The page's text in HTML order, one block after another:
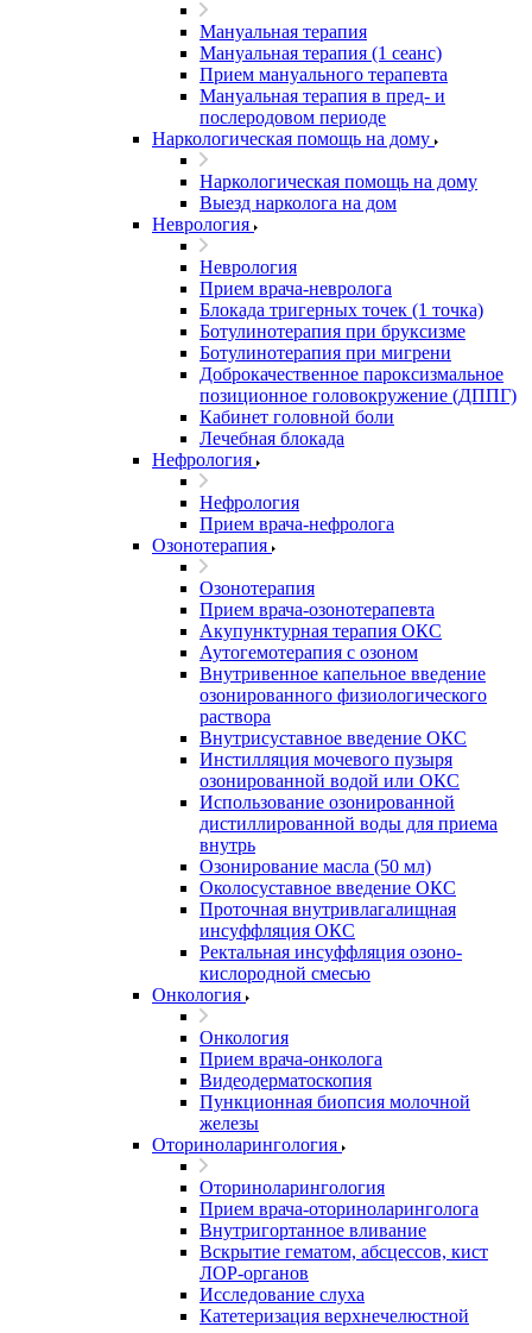
Мануальная терапия
Мануальная терапия (1 сеанс)
Прием мануального терапевта
Мануальная терапия в пред- и
послеродовом периоде
Наркологическая помощь на дому
Наркологическая помощь на дому
Выезд нарколога на дом
Неврология
Неврология
Прием врача-невролога
Блокада тригерных точек (1 точка)
Ботулинотерапия при бруксизме
Ботулинотерапия при мигрени
Доброкачественное пароксизмальное
позиционное головокружение (ДППГ)
Кабинет головной боли
Лечебная блокада
Нефрология
Нефрология
Прием врача-нефролога
Озонотерапия
Озонотерапия
Прием врача-озонотерапевта
Акупунктурная терапия ОКС
Аутогемотерапия с озоном
Внутривенное капельное введение
озонированного физиологического
раствора
Внутрисуставное введение ОКС
Инстилляция мочевого пузыря
озонированной водой или ОКС
Использование озонированной
дистиллированной воды для приема
внутрь
Озонирование масла (50 мл)
Околосуставное введение ОКС
Проточная внутривлагалищная
инсуффляция ОКС
Ректальная инсуффляция озоно-
кислородной смесью
Онкология
Онкология
Прием врача-онколога
Видеодерматоскопия
Пункционная биопсия молочной
железы
Оториноларингология
Оториноларингология
Прием врача-оториноларинголога
Внутригортанное вливание
Вскрытие гематом, абсцессов, кист
ЛОР-органов
Исследование слуха
Катетеризация верхнечелюстной